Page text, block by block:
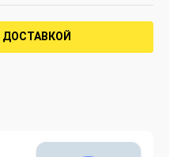
ДОСТАВКОЙ